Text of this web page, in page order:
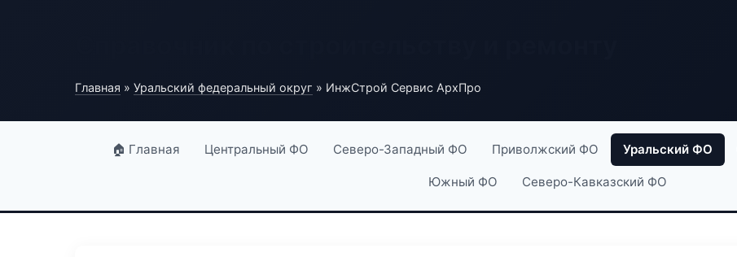
Главная » Уральский федеральный округ » ИнжСтрой Сервис АрхПро
🏠 Главная Центральный ФО Северо-Западный ФО Приволжский ФО Уральский ФО
Южный ФО Северо-Кавказский ФО